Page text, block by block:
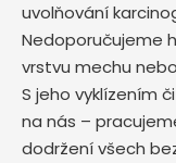
uvolňování
Nedoporučujeme
vrstvu mechu
S jeho vyklízením
na nás –
dodržení všech